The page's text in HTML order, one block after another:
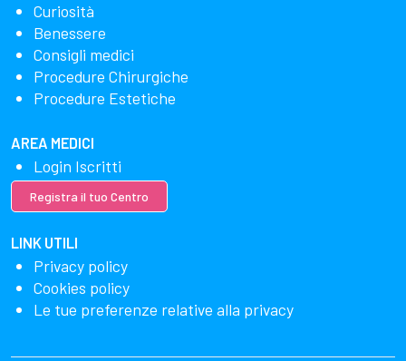
Curiosità
Benessere
Consigli medici
Procedure Chirurgiche
Procedure Estetiche
AREA MEDICI
Login Iscritti
Registra il tuo Centro
LINK UTILI
Privacy policy
Cookies policy
Le tue preferenze relative alla privacy